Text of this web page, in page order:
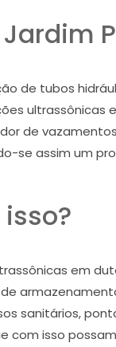
de tubos
de
assim um
em
sanitários,
isso